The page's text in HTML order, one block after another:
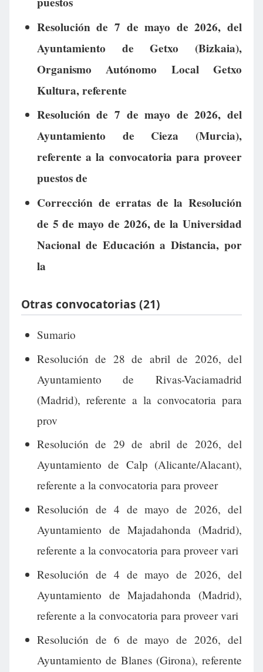
Resolución de 7 de mayo de 2026, del
Ayuntamiento de Getxo (Bizkaia),
Organismo Autónomo Local Getxo
Kultura, referente
Resolución de 7 de mayo de 2026, del
Ayuntamiento de Cieza (Murcia),
referente a la convocatoria para proveer
puestos de
Corrección de erratas de la Resolución
de 5 de mayo de 2026, de la Universidad
Nacional de Educación a Distancia, por
la
Otras convocatorias (21)
Sumario
Resolución de 28 de abril de 2026, del
Ayuntamiento de Rivas-Vaciamadrid
(Madrid), referente a la convocatoria para
prov
Resolución de 29 de abril de 2026, del
Ayuntamiento de Calp (Alicante/Alacant),
referente a la convocatoria para proveer
Resolución de 4 de mayo de 2026, del
Ayuntamiento de Majadahonda (Madrid),
referente a la convocatoria para proveer vari
Resolución de 4 de mayo de 2026, del
Ayuntamiento de Majadahonda (Madrid),
referente a la convocatoria para proveer vari
Resolución de 6 de mayo de 2026, del
Ayuntamiento de Blanes (Girona), referente